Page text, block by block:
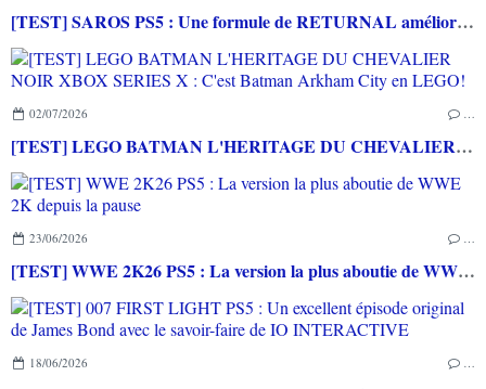
[TEST] SAROS PS5 : Une formule de RETURNAL améliorée et interessante
02/07/2026
[TEST] LEGO BATMAN L'HERITAGE DU CHEVALIER NOIR XBOX SERIES X : C'est Batman Arkham City en LEGO!
23/06/2026
[TEST] WWE 2K26 PS5 : La version la plus aboutie de WWE 2K depuis la pause
18/06/2026